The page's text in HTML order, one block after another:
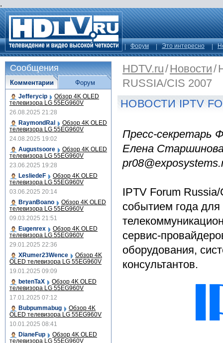
.
Форум Это интересно
HDTV.ru/Новости/
RUSSIA/CIS 2007
НОВОСТИ IPTV
Пресс-секретарь
Елена
IPTV Forum
событием года
сервис-
оборудования,
консультантов.
Сообщения
Комментарии
Jefferycip Обзор 4K OLED
телевизора LG 55EG960V
26.08.2025 21:28
RaymondRal
Обзор 4K OLED
телевизора LG 55EG960V
24.08.2025 19:02
Augustsoore
Обзор 4K OLED
телевизора LG 55EG960V
23.06.2025 19:28
LesliedeF
Обзор 4K OLED
телевизора LG 55EG960V
03.06.2025 20:14
BryanBoano
Обзор 4K OLED
телевизора LG 55EG960V
09.03.2025 21:51
Eugenrex
Обзор 4K OLED
телевизора LG 55EG960V
29.01.2025 22:36
XRumer23Wence
Обзор 4K
OLED телевизора LG 55EG960V
19.01.2025 09:09
betenTaX
Обзор 4K OLED
телевизора LG 55EG960V
17.01.2025 07:12
Bubpummabug
Обзор 4K
OLED телевизора LG 55EG960V
10.01.2025 08:41
DianeFup
Обзор 4K OLED
Форум